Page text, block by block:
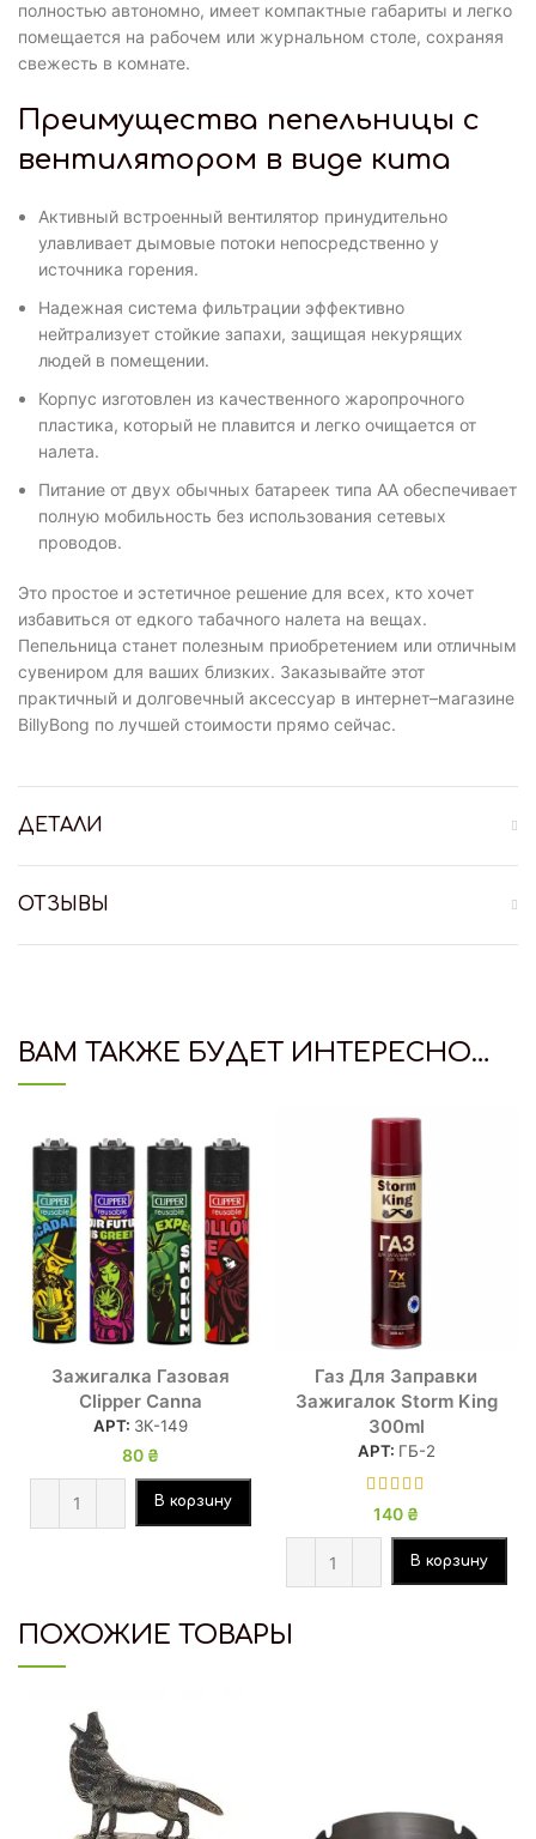
полностью автономно, имеет компактные габариты и легко
помещается на рабочем или журнальном столе, сохраняя
свежесть в комнате.
Преимущества пепельницы с
вентилятором в виде кита
Активный встроенный вентилятор принудительно
улавливает дымовые потоки непосредственно у
источника горения.
Надежная система фильтрации эффективно
нейтрализует стойкие запахи, защищая некурящих
людей в помещении.
Корпус изготовлен из качественного жаропрочного
пластика, который не плавится и легко очищается от
налета.
Питание от двух обычных батареек типа АА обеспечивает
полную мобильность без использования сетевых
проводов.
Это простое и эстетичное решение для всех, кто хочет
избавиться от едкого табачного налета на вещах.
Пепельница станет полезным приобретением или отличным
сувениром для ваших близких. Заказывайте этот
практичный и долговечный аксессуар в интернет–магазине
BillyBong по лучшей стоимости прямо сейчас.
ДЕТАЛИ
ОТЗЫВЫ
ВАМ ТАКЖЕ БУДЕТ ИНТЕРЕСНО…
Зажигалка Газовая
Clipper Canna
АРТ: ЗК-149
80 ₴
В корзину
Газ Для Заправки
Зажигалок Storm King
300ml
АРТ: ГБ-2
140 ₴
В корзину
ПОХОЖИЕ ТОВАРЫ